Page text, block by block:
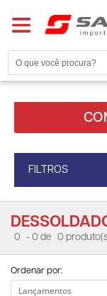
FILTROS
0 - 0 de 0
Ordenar por: